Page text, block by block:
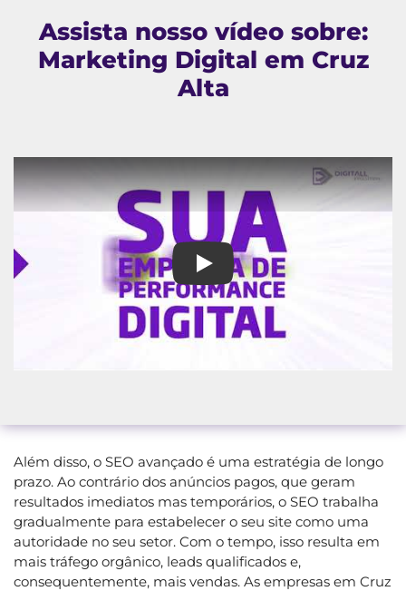
Assista nosso vídeo sobre:
Marketing Digital em Cruz
Alta
Marketing Digital em Cruz Alta
Além disso, o SEO avançado é uma estratégia de longo
prazo. Ao contrário dos anúncios pagos, que geram
resultados imediatos mas temporários, o SEO trabalha
gradualmente para estabelecer o seu site como uma
autoridade no seu setor. Com o tempo, isso resulta em
mais tráfego orgânico, leads qualificados e,
consequentemente, mais vendas. As empresas em Cruz